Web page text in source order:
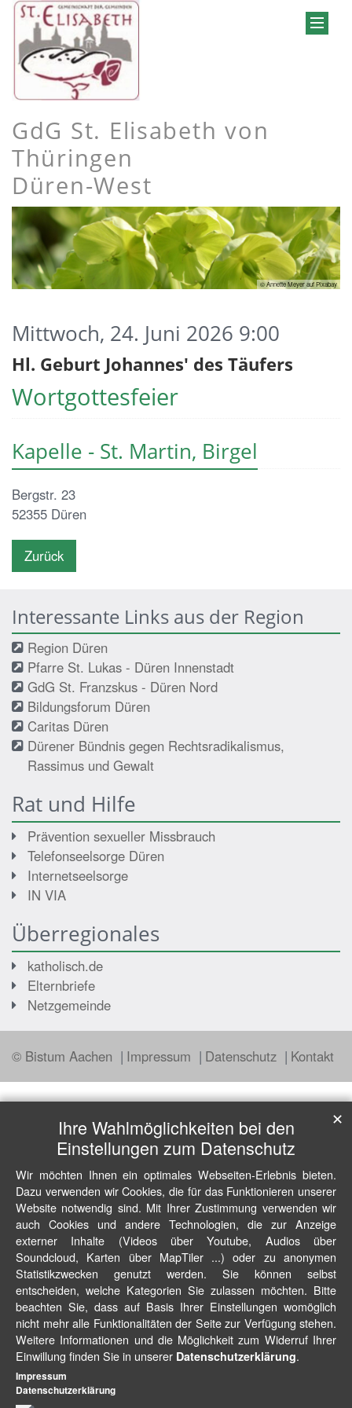
GdG St. Elisabeth von
Thüringen
Düren-West
© Annette Meyer auf Pixabay
Wortgottesfeier
Mittwoch, 24. Juni 2026 9:00
Hl. Geburt Johannes' des Täufers
Kapelle - St. Martin, Birgel
Bergstr. 23
52355 Düren
Zurück
Interessante Links aus der Region
Region Düren
Pfarre St. Lukas - Düren Innenstadt
GdG St. Franzskus - Düren Nord
Bildungsforum Düren
Caritas Düren
Dürener Bündnis gegen Rechtsradikalismus,
Rassimus und Gewalt
Rat und Hilfe
Prävention sexueller Missbrauch
Telefonseelsorge Düren
Internetseelsorge
IN VIA
Überregionales
katholisch.de
Elternbriefe
Netzgemeinde
© Bistum Aachen Impressum Datenschutz Kontakt
Ihre Wahlmöglichkeiten bei den
Einstellungen zum Datenschutz
Wir möchten Ihnen ein optimales Webseiten-Erlebnis bieten.
Dazu verwenden wir Cookies, die für das Funktionieren unserer
Website notwendig sind. Mit Ihrer Zustimmung verwenden wir
auch Cookies und andere Technologien, die zur Anzeige
externer Inhalte (Videos über Youtube, Audios über
Soundcloud, Karten über MapTiler ...) oder zu anonymen
Statistikzwecken genutzt werden. Sie können selbst
entscheiden, welche Kategorien Sie zulassen möchten. Bitte
beachten Sie, dass auf Basis Ihrer Einstellungen womöglich
nicht mehr alle Funktionalitäten der Seite zur Verfügung stehen.
Weitere Informationen und die Möglichkeit zum Widerruf Ihrer
Einwillung finden Sie in unserer Datenschutzerklärung.
✕
Impressum
Datenschutzerklärung